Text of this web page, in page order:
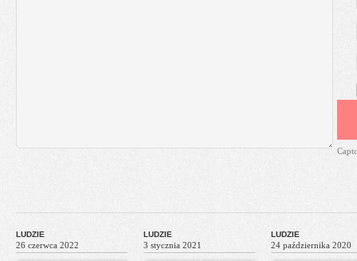
LUDZIE
26 czerwca 2022
LUDZIE
3 stycznia 2021
LUDZIE
24 października 2020